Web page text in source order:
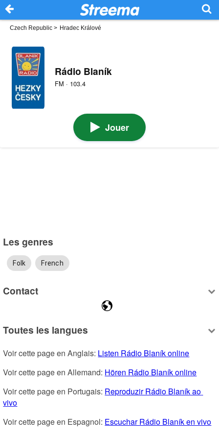
Czech Republic > Hradec Králové
Rádio Blaník
FM · 103.4
Jouer
Les genres
Folk French
Contact
Toutes les langues
Voir cette page en Anglais: Listen Rádio Blaník online
Voir cette page en Allemand: Hören Rádio Blaník online
Voir cette page en Portugais: Reproduzir Rádio Blaník ao
vivo
Voir cette page en Espagnol: Escuchar Rádio Blaník en vivo